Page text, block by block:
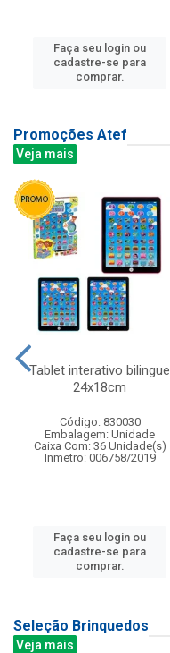
Faça seu login ou
cadastre-se para
comprar.
Promoções Atef
Veja mais
Tablet interativo bilingue
24x18cm
Código: 830030
Embalagem: Unidade
Caixa Com: 36 Unidade(s)
Inmetro: 006758/2019
Faça seu login ou
cadastre-se para
comprar.
Seleção Brinquedos
Veja mais